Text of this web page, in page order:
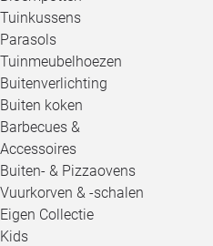
Tuinkussens
Parasols
Tuinmeubelhoezen
Buitenverlichting
Buiten koken
Barbecues &
Accessoires
Buiten- & Pizzaovens
Vuurkorven & -schalen
Eigen Collectie
Kids